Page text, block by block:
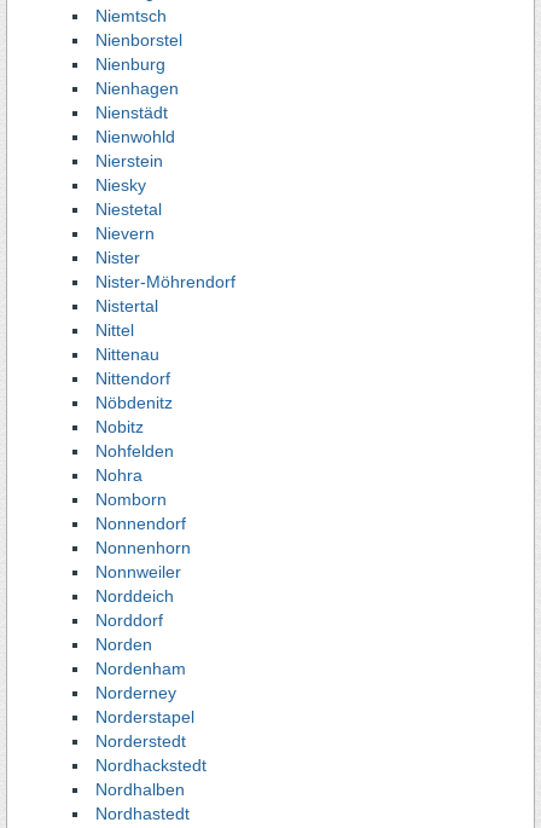
Niemtsch
Nienborstel
Nienburg
Nienhagen
Nienstädt
Nienwohld
Nierstein
Niesky
Niestetal
Nievern
Nister
Nister-Möhrendorf
Nistertal
Nittel
Nittenau
Nittendorf
Nöbdenitz
Nobitz
Nohfelden
Nohra
Nomborn
Nonnendorf
Nonnenhorn
Nonnweiler
Norddeich
Norddorf
Norden
Nordenham
Norderney
Norderstapel
Norderstedt
Nordhackstedt
Nordhalben
Nordhastedt